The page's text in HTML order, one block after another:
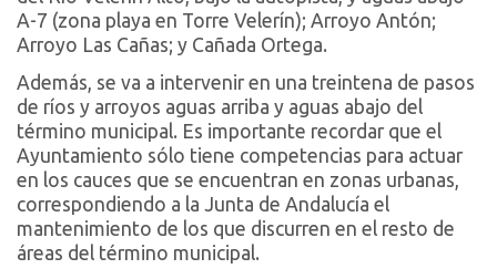
A-7 (zona playa en Torre Velerín); Arroyo Antón;
Arroyo Las Cañas; y Cañada Ortega.
Además, se va a intervenir en una treintena de pasos
de ríos y arroyos aguas arriba y aguas abajo del
término municipal. Es importante recordar que el
Ayuntamiento sólo tiene competencias para actuar
en los cauces que se encuentran en zonas urbanas,
correspondiendo a la Junta de Andalucía el
mantenimiento de los que discurren en el resto de
áreas del término municipal.